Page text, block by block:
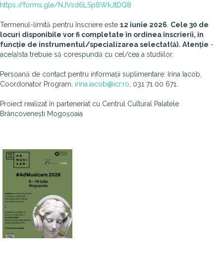
https://forms.gle/NJVsd6LSp8WkJtDQ8
Termenul-limită pentru înscriere este 12 iunie 2026 Cele 30 de
locuri disponibile vor fi completate în ordinea înscrierii, în
funcție de instrumentul/specializarea selectat(ă). Atenție -
ace(a)sta trebuie să corespundă cu cel/cea a studiilor.
Persoană de contact pentru informații suplimentare: Irina Iacob,
Coordonator Program, irina.iacob@icr.ro , 031 71 00 671.
Proiect realizat în parteneriat cu Centrul Cultural Palatele
Brâncovenești Mogoșoaia